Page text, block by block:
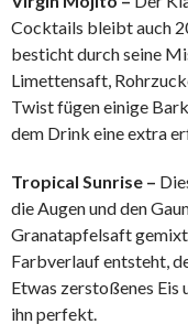
Cocktails bleibt auch
besticht durch seine
Limettensaft,
Twist fügen einige
dem Drink eine extra
Tropical Sunrise –
die Augen und den
Granatapfelsaft
Farbverlauf entsteht,
Etwas zerstoßenes
ihn perfekt.